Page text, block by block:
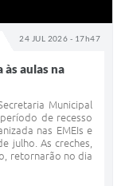
24 JUL 2026 - 17h47
às aulas na
Municipal
de recesso
nas EMEIs e
julho. As creches,
retornarão no dia